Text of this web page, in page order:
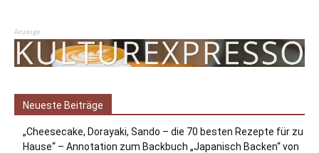
Anzeige
Neueste Beiträge
„Cheesecake, Dorayaki, Sando – die 70 besten Rezepte für zu
Hause“ – Annotation zum Backbuch „Japanisch Backen“ von